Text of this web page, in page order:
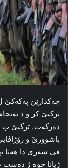
چه‌کدارێن پەکەکێ
ترکیێ کر و د
ده‌رکه‌ت. ترکیێ ب
باشوورێ و
ژیانا خوه‌ ژ ده‌ست